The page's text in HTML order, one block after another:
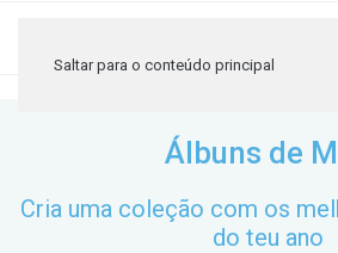
Saltar para o conteúdo principal
Álbuns de
Cria uma coleção com os
do teu ano